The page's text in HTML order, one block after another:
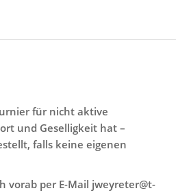
für nicht aktive
und Geselligkeit hat –
falls keine eigenen
vorab per E-Mail jweyreter@t-